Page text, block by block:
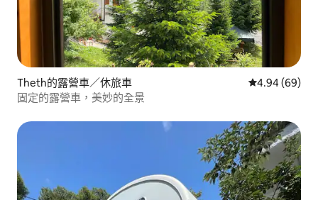
Theth的露營車／休旅車 從 69 則評價
4.94 (69)
固定的露營車，美妙的全景